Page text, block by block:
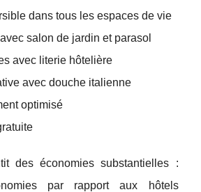
dans tous les espaces de vie
salon de jardin et parasol
avec literie hôtelière
avec douche italienne
optimisé
des économies substantielles :
par rapport aux hôtels